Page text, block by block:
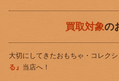
買取対象の
大切にしてきたおもちゃ・コレク
る』 当店へ！